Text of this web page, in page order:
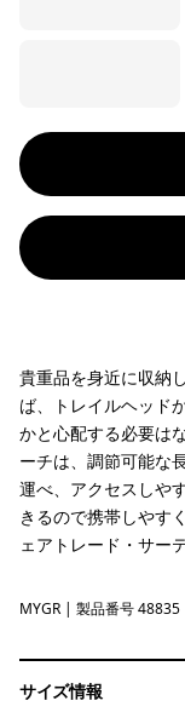
貴重品を身近に収納
ば、トレイルヘッド
かと心配する必要は
ーチは、調節可能な
運べ、アクセスしや
きるので携帯しやす
ェアトレード・サー
May Grey
MYGR | 製品番号 48835
サイズ情報